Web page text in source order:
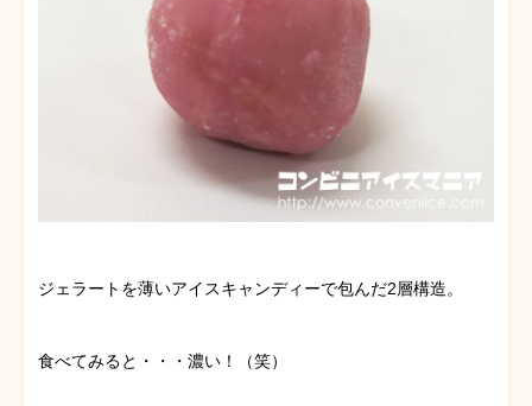
ジェラートを薄いアイスキャンディーで包んだ2層構造。
食べてみると・・・濃い！（笑）